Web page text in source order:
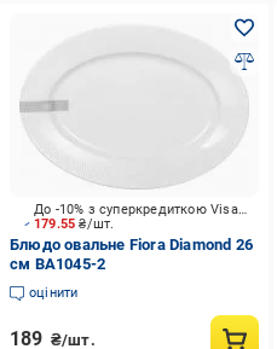
179.55₴/шт.
До -10% з суперкредиткою Visa Вигода
Блюдо овальне Fiora Diamond 26
см BA1045-2
оцінити
189 ₴/шт.